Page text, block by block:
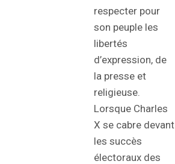
respecter pour
son peuple les
libertés
d’expression, de
la presse et
religieuse.
Lorsque Charles
X se cabre devant
les succès
électoraux des